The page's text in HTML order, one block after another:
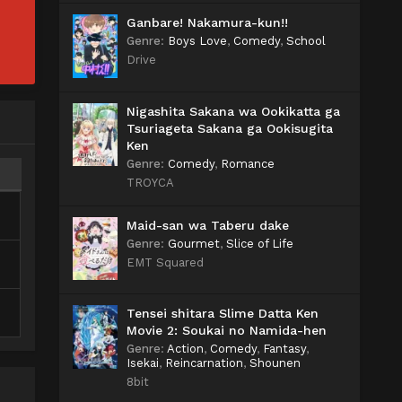
Ganbare! Nakamura-kun!!
Genre: Boys Love, Comedy, School
Drive
Nigashita Sakana wa Ookikatta ga
Tsuriageta Sakana ga Ookisugita
Ken
Genre: Comedy, Romance
TROYCA
Maid-san wa Taberu dake
Genre: Gourmet, Slice of Life
EMT Squared
Tensei shitara Slime Datta Ken
Movie 2: Soukai no Namida-hen
Genre: Action, Comedy, Fantasy,
Isekai, Reincarnation, Shounen
8bit